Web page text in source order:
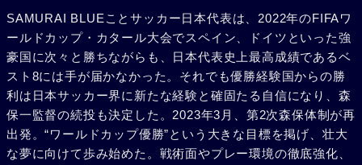
SAMURAI BLUEことサッカー日本代表は、2022年のFIFAワ
ールドカップ・カタール大会でスペイン、ドイツといった強
豪国に次々と勝ちながらも、日本代表史上最高成績であるベ
スト8には手が届かなかった。それでも優勝経験国からの勝
利は日本サッカー界に新たな経験と確固たる自信になり、森
保一監督の続投も決定した。2023年3月、第2次森保体制が再
出発。“ワールドカップ優勝”という大きな目標を掲げ、壮大
な夢に向けて歩み始めた。戦術面やプレー環境の徹底強化、